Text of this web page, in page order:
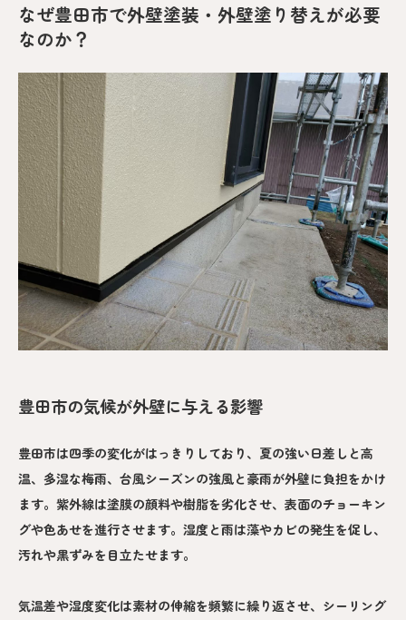
なぜ豊田市で外壁塗装・外壁塗り替えが必要
なのか？
豊田市の気候が外壁に与える影響
豊田市は四季の変化がはっきりしており、夏の強い日差しと高
温、多湿な梅雨、台風シーズンの強風と豪雨が外壁に負担をかけ
ます。紫外線は塗膜の顔料や樹脂を劣化させ、表面のチョーキン
グや色あせを進行させます。湿度と雨は藻やカビの発生を促し、
汚れや黒ずみを目立たせます。
気温差や湿度変化は素材の伸縮を頻繁に繰り返させ、シーリング